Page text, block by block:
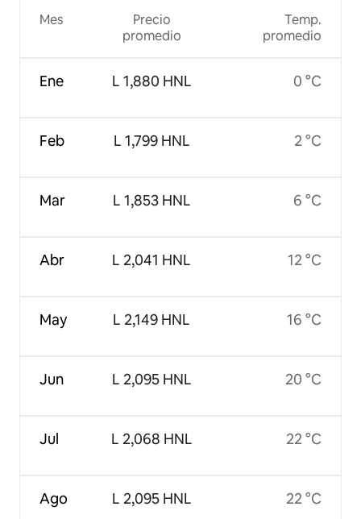
Mes
Ene
Feb
Mar
Abr
May
Jun
Jul
Ago
Precio
promedio
L 1,880 HNL
L 1,799 HNL
L 1,853 HNL
L 2,041 HNL
L 2,149 HNL
L 2,095 HNL
L 2,068 HNL
L 2,095 HNL
Temp.
promedio
0 °C
2 °C
6 °C
12 °C
16 °C
20 °C
22 °C
22 °C